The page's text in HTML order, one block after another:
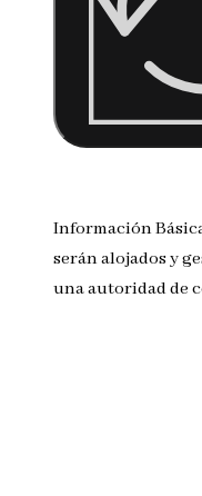
Información
serán alojados y
una autoridad de